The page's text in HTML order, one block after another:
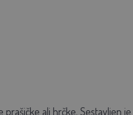
prašičke ali hrčke.